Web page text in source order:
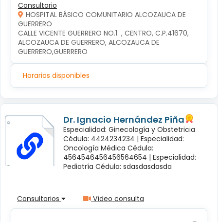
Consultorio
HOSPITAL BÁSICO COMUNITARIO ALCOZAUCA DE
GUERRERO
CALLE VICENTE GUERRERO NO.1  , CENTRO, C.P.41670,
ALCOZAUCA DE GUERRERO, ALCOZAUCA DE
GUERRERO,GUERRERO
Horarios disponibles
Dr. Ignacio Hernández Piña
Especialidad: Ginecología y Obstetricia
Cédula: 4424234234 | Especialidad:
Oncología Médica Cédula:
4564546456456564654 | Especialidad:
Pediatría Cédula: sdasdasdasda
Consultorios Vídeo consulta